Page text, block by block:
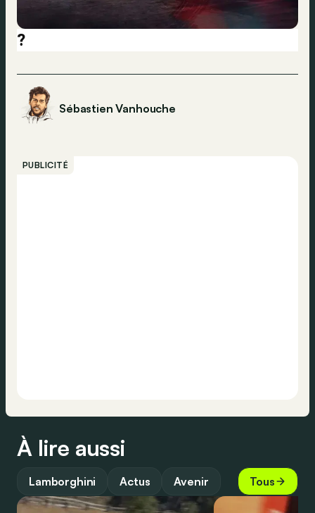
?
Sébastien Vanhouche
PUBLICITÉ
À lire aussi
Lamborghini Actus Avenir Tous